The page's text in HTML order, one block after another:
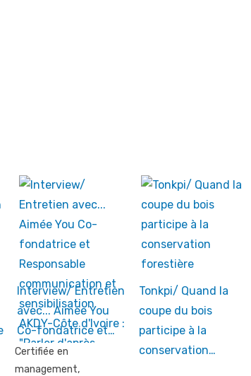
Interview/ Entretien
avec... Aimée You
Co-fondatrice et…
Certifiée en
management,
Tonkpi/ Quand la
coupe du bois
participe à la
conservation…